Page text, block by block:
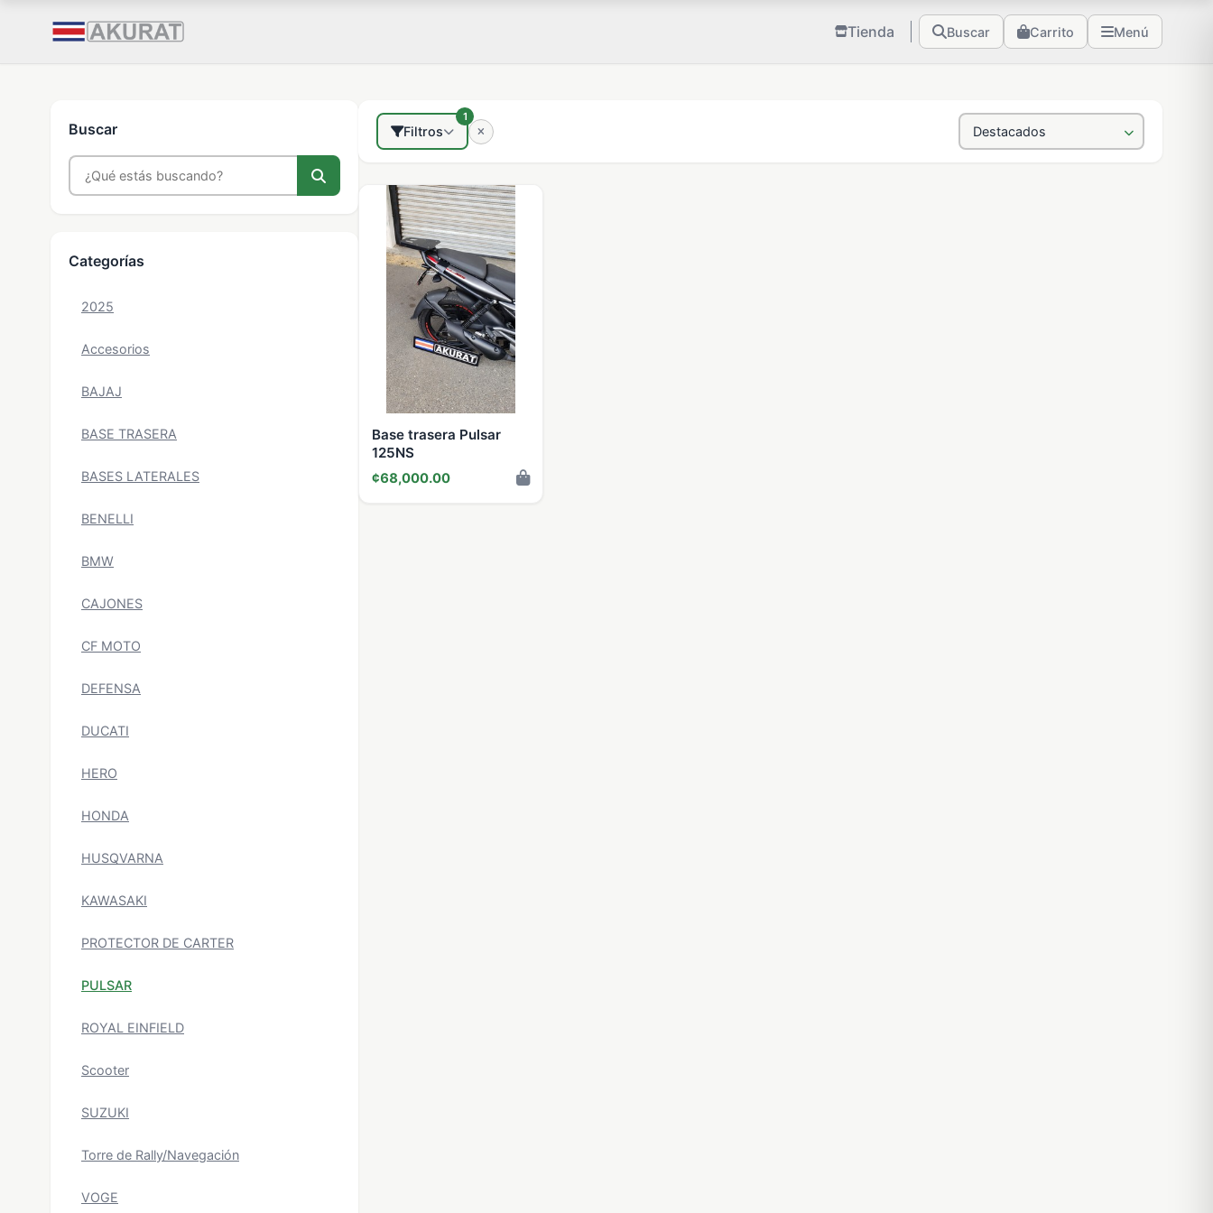
Tienda Buscar Carrito Menú
Buscar
Categorías
2025
Accesorios
BAJAJ
BASE TRASERA
BASES LATERALES
BENELLI
BMW
CAJONES
CF MOTO
DEFENSA
DUCATI
HERO
HONDA
HUSQVARNA
KAWASAKI
PROTECTOR DE CARTER
PULSAR
ROYAL EINFIELD
Scooter
SUZUKI
Torre de Rally/Navegación
VOGE
Filtros
1
Base trasera Pulsar
125NS
¢68,000.00